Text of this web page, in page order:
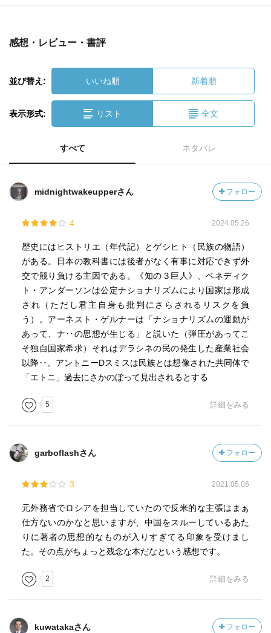
感想・レビュー・書評
並び替え: いいね順 新着順
表示形式: リスト 全文
すべて ネタバレ
midnightwakeupperさん フォロー
4 2024.05.26
歴史にはヒストリエ（年代記）とゲシヒト（民族の物語）
がある。日本の教科書には後者がなく有事に対応できず外
交で競り負ける主因である。《知の３巨人》、ベネディク
ト・アンダーソンは公定ナショナリズムにより国家は形成
され（ただし君主自身も批判にさらされるリスクを負
う）。アーネスト・ゲルナーは「ナショナリズムの運動が
あって、ナ‥の思想が生じる」と説いた（弾圧があってこ
そ独自国家希求）それはデラシネの民の発生した産業社会
以降‥。アントニーDスミスは民族とは想像された共同体で
「エトニ」過去にさかのぼって見出されるとする
5 詳細をみる
garboflashさん フォロー
3 2021.05.06
元外務省でロシアを担当していたので反米的な主張はまぁ
仕方ないのかなと思いますが、中国をスルーしているあた
りに著者の思想的なものが入りすぎてる印象を受けまし
た。その点がちょっと残念な本だなという感想です。
2 詳細をみる
kuwatakaさん フォロー